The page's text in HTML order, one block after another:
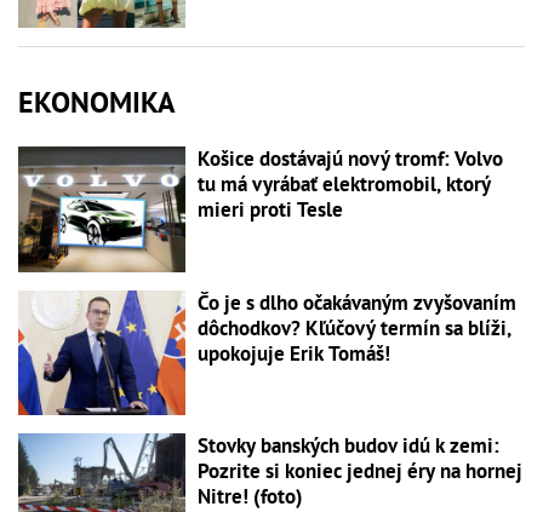
EKONOMIKA
Košice dostávajú nový tromf: Volvo
tu má vyrábať elektromobil, ktorý
mieri proti Tesle
Čo je s dlho očakávaným zvyšovaním
dôchodkov? Kľúčový termín sa blíži,
upokojuje Erik Tomáš!
Stovky banských budov idú k zemi:
Pozrite si koniec jednej éry na hornej
Nitre! (foto)